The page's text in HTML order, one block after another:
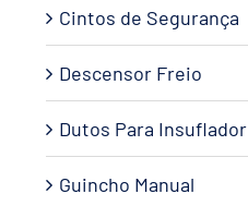
Cintos de Segurança
Descensor Freio
Dutos Para Insuflador
Guincho Manual